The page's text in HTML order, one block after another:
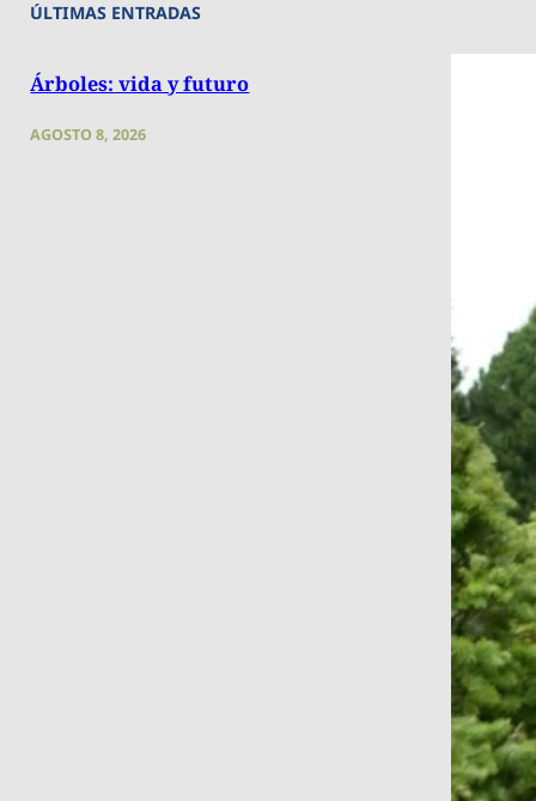
ÚLTIMAS ENTRADAS
Árboles: vida y futuro
AGOSTO 8, 2026